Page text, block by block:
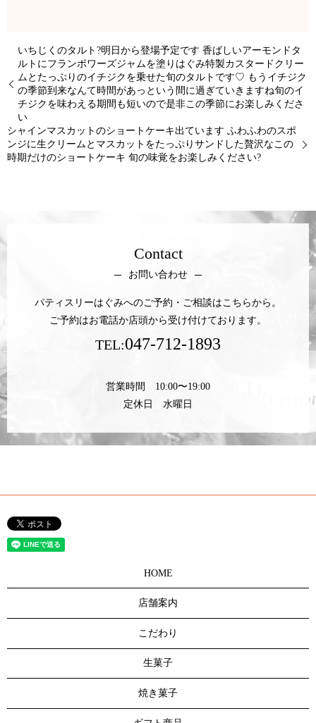
いちじくのタルト?明日から登場予定です 香ばしいアーモンドタ
ルトにフランボワーズジャムを塗りはぐみ特製カスタードクリー
ムとたっぷりのイチジクを乗せた旬のタルトです♡ もうイチジク
の季節到来なんて時間があっという間に過ぎていきますね旬のイ
チジクを味わえる期間も短いので是非この季節にお楽しみくださ
い
シャインマスカットのショートケーキ出ています ふわふわのスポ
ンジに生クリームとマスカットをたっぷりサンドした贅沢なこの
時期だけのショートケーキ 旬の味覚をお楽しみください?
Contact
お問い合わせ
パティスリーはぐみへのご予約・ご相談はこちらから。
ご予約はお電話か店頭から受け付けております。
TEL:047-712-1893
営業時間 10:00〜19:00
定休日 水曜日
HOME
店舗案内
こだわり
生菓子
焼き菓子